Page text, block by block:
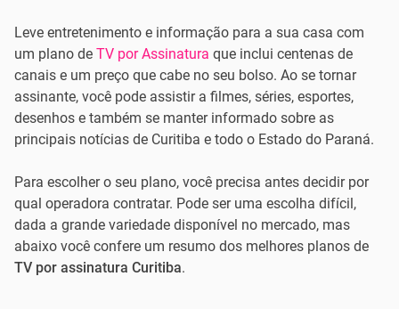
Leve entretenimento e informação para a sua casa com
um plano de TV por Assinatura que inclui centenas de
canais e um preço que cabe no seu bolso. Ao se tornar
assinante, você pode assistir a filmes, séries, esportes,
desenhos e também se manter informado sobre as
principais notícias de Curitiba e todo o Estado do Paraná.
Para escolher o seu plano, você precisa antes decidir por
qual operadora contratar. Pode ser uma escolha difícil,
dada a grande variedade disponível no mercado, mas
abaixo você confere um resumo dos melhores planos de
TV por assinatura Curitiba.